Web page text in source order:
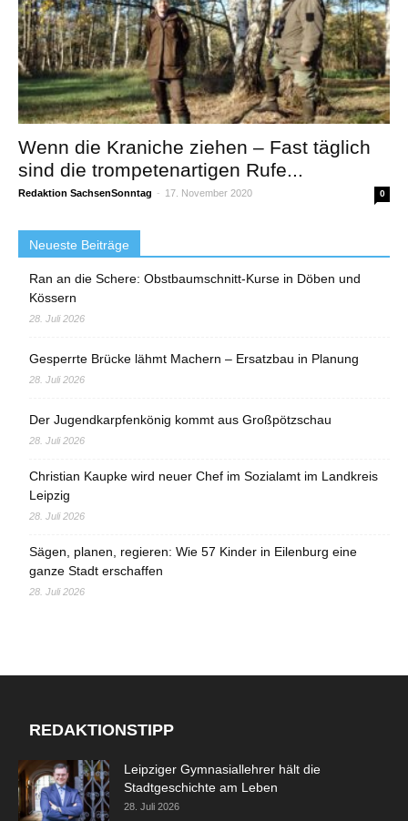
Wenn die Kraniche ziehen – Fast täglich
sind die trompetenartigen Rufe...
Redaktion SachsenSonntag - 17. November 2020 0
Neueste Beiträge
Ran an die Schere: Obstbaumschnitt-Kurse in Döben und
Kössern
28. Juli 2026
Gesperrte Brücke lähmt Machern – Ersatzbau in Planung
28. Juli 2026
Der Jugendkarpfenkönig kommt aus Großpötzschau
28. Juli 2026
Christian Kaupke wird neuer Chef im Sozialamt im Landkreis
Leipzig
28. Juli 2026
Sägen, planen, regieren: Wie 57 Kinder in Eilenburg eine
ganze Stadt erschaffen
28. Juli 2026
REDAKTIONSTIPP
Leipziger Gymnasiallehrer hält die
Stadtgeschichte am Leben
28. Juli 2026